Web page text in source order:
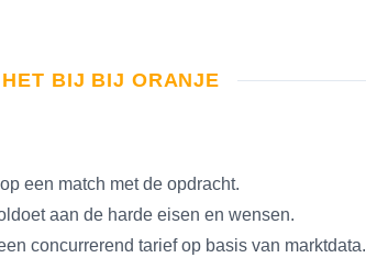
BIJ BIJ ORANJE
een match met de opdracht.
aan de harde eisen en wensen.
concurrerend tarief op basis van marktdata.